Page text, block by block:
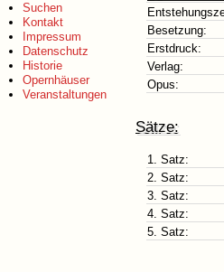
Suchen
Kontakt
Impressum
Datenschutz
Historie
Opernhäuser
Veranstaltungen
Besetzung:
Erstdruck:
Verlag:
Opus:
Sätze:
1. Satz:
2. Satz:
3. Satz:
4. Satz:
5. Satz: